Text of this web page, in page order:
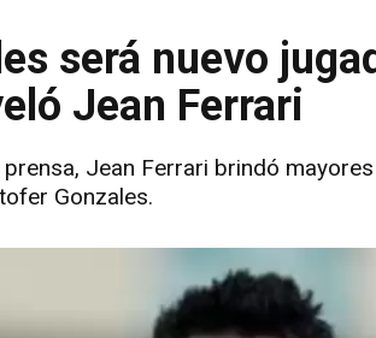
será nuevo
Jean Ferrari
Jean Ferrari brindó
Gonzales.